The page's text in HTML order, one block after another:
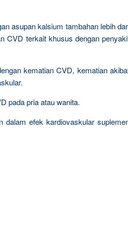
asupan kalsium tambahan lebih
CVD terkait khusus dengan
kematian CVD, kematian
pada pria atau wanita.
dalam efek kardiovaskular